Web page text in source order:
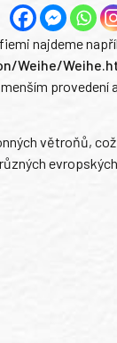
najdeme
Weihe/
provedení
větroňů,